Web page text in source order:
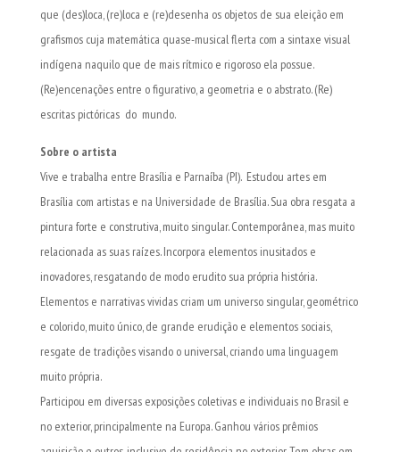
que (des)loca, (re)loca e (re)desenha os objetos de sua eleição em
grafismos cuja matemática quase-musical flerta com a sintaxe visual
indígena naquilo que de mais rítmico e rigoroso ela possue.
(Re)encenações entre o figurativo, a geometria e o abstrato. (Re)
escritas pictóricas do mundo.
Sobre o artista
Vive e trabalha entre Brasília e Parnaíba (PI). Estudou artes em
Brasília com artistas e na Universidade de Brasília. Sua obra resgata a
pintura forte e construtiva, muito singular. Contemporânea, mas muito
relacionada as suas raízes. Incorpora elementos inusitados e
inovadores, resgatando de modo erudito sua própria história.
Elementos e narrativas vividas criam um universo singular, geométrico
e colorido, muito único, de grande erudição e elementos sociais,
resgate de tradições visando o universal, criando uma linguagem
muito própria.
Participou em diversas exposições coletivas e individuais no Brasil e
no exterior, principalmente na Europa. Ganhou vários prêmios